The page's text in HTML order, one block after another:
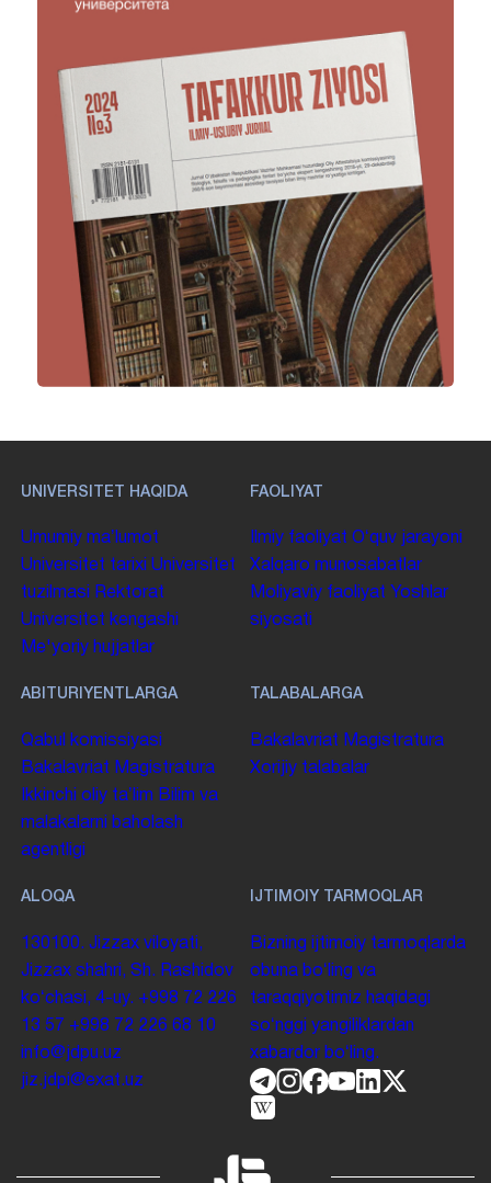
UNIVERSITET HAQIDA
Umumiy maʼlumot
Universitet tarixi Universitet
tuzilmasi
Rektorat
Universitet kengashi
Me'yoriy hujjatlar
FAOLIYAT
Ilmiy faoliyat Oʻquv jarayoni
Xalqaro munosabatlar
Moliyaviy faoliyat Yoshlar
siyosati
ABITURIYENTLARGA
Qabul komissiyasi
Bakalavriat Magistratura
Ikkinchi oliy taʼlim Bilim va
malakalarni baholash
agentligi
TALABALARGA
Bakalavriat Magistratura
Xorijiy talabalar
ALOQA
130100. Jizzax viloyati,
Jizzax shahri, Sh. Rashidov
koʻchasi, 4-uy. +998 72 226
13 57 +998 72 226 68 10
info@jdpu.uz
jiz.jdpi@exat.uz
IJTIMOIY TARMOQLAR
Bizning ijtimoiy tarmoqlarda
obuna boʻling va
taraqqiyotimiz haqidagi
soʻnggi yangiliklardan
xabardor boʻling.